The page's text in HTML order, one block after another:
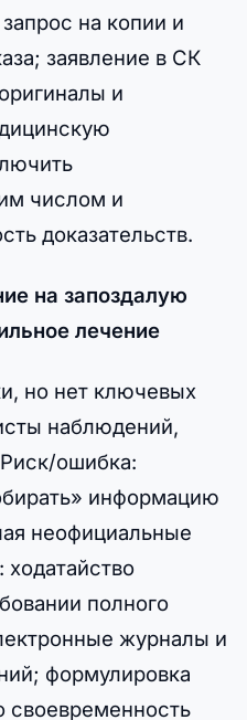
на копии и
заявление в СК
и
числом и
доказательств.
на запоздалую
лечение
но нет ключевых
наблюдений,
ошибка:
информацию
неофициальные
полного
журналы и
формулировка
своевременность